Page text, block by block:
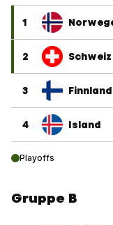
1
2 Schweiz
3 Finnland
4 Island
Playoffs
Gruppe B